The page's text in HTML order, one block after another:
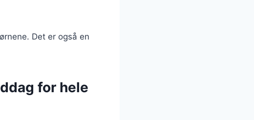
Det er også en
for hele